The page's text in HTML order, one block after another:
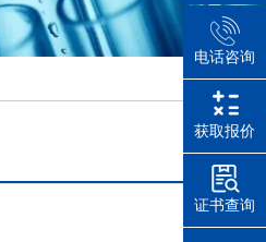
电话咨询
获取报价
证书查询